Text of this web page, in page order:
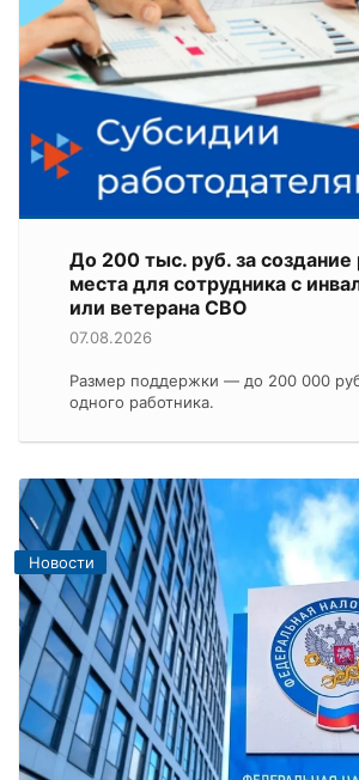
До 200 тыс. руб. за создание
места для сотрудника с
или ветерана СВО
07.08.2026
Размер поддержки — до 200 000
одного работника.
Новости